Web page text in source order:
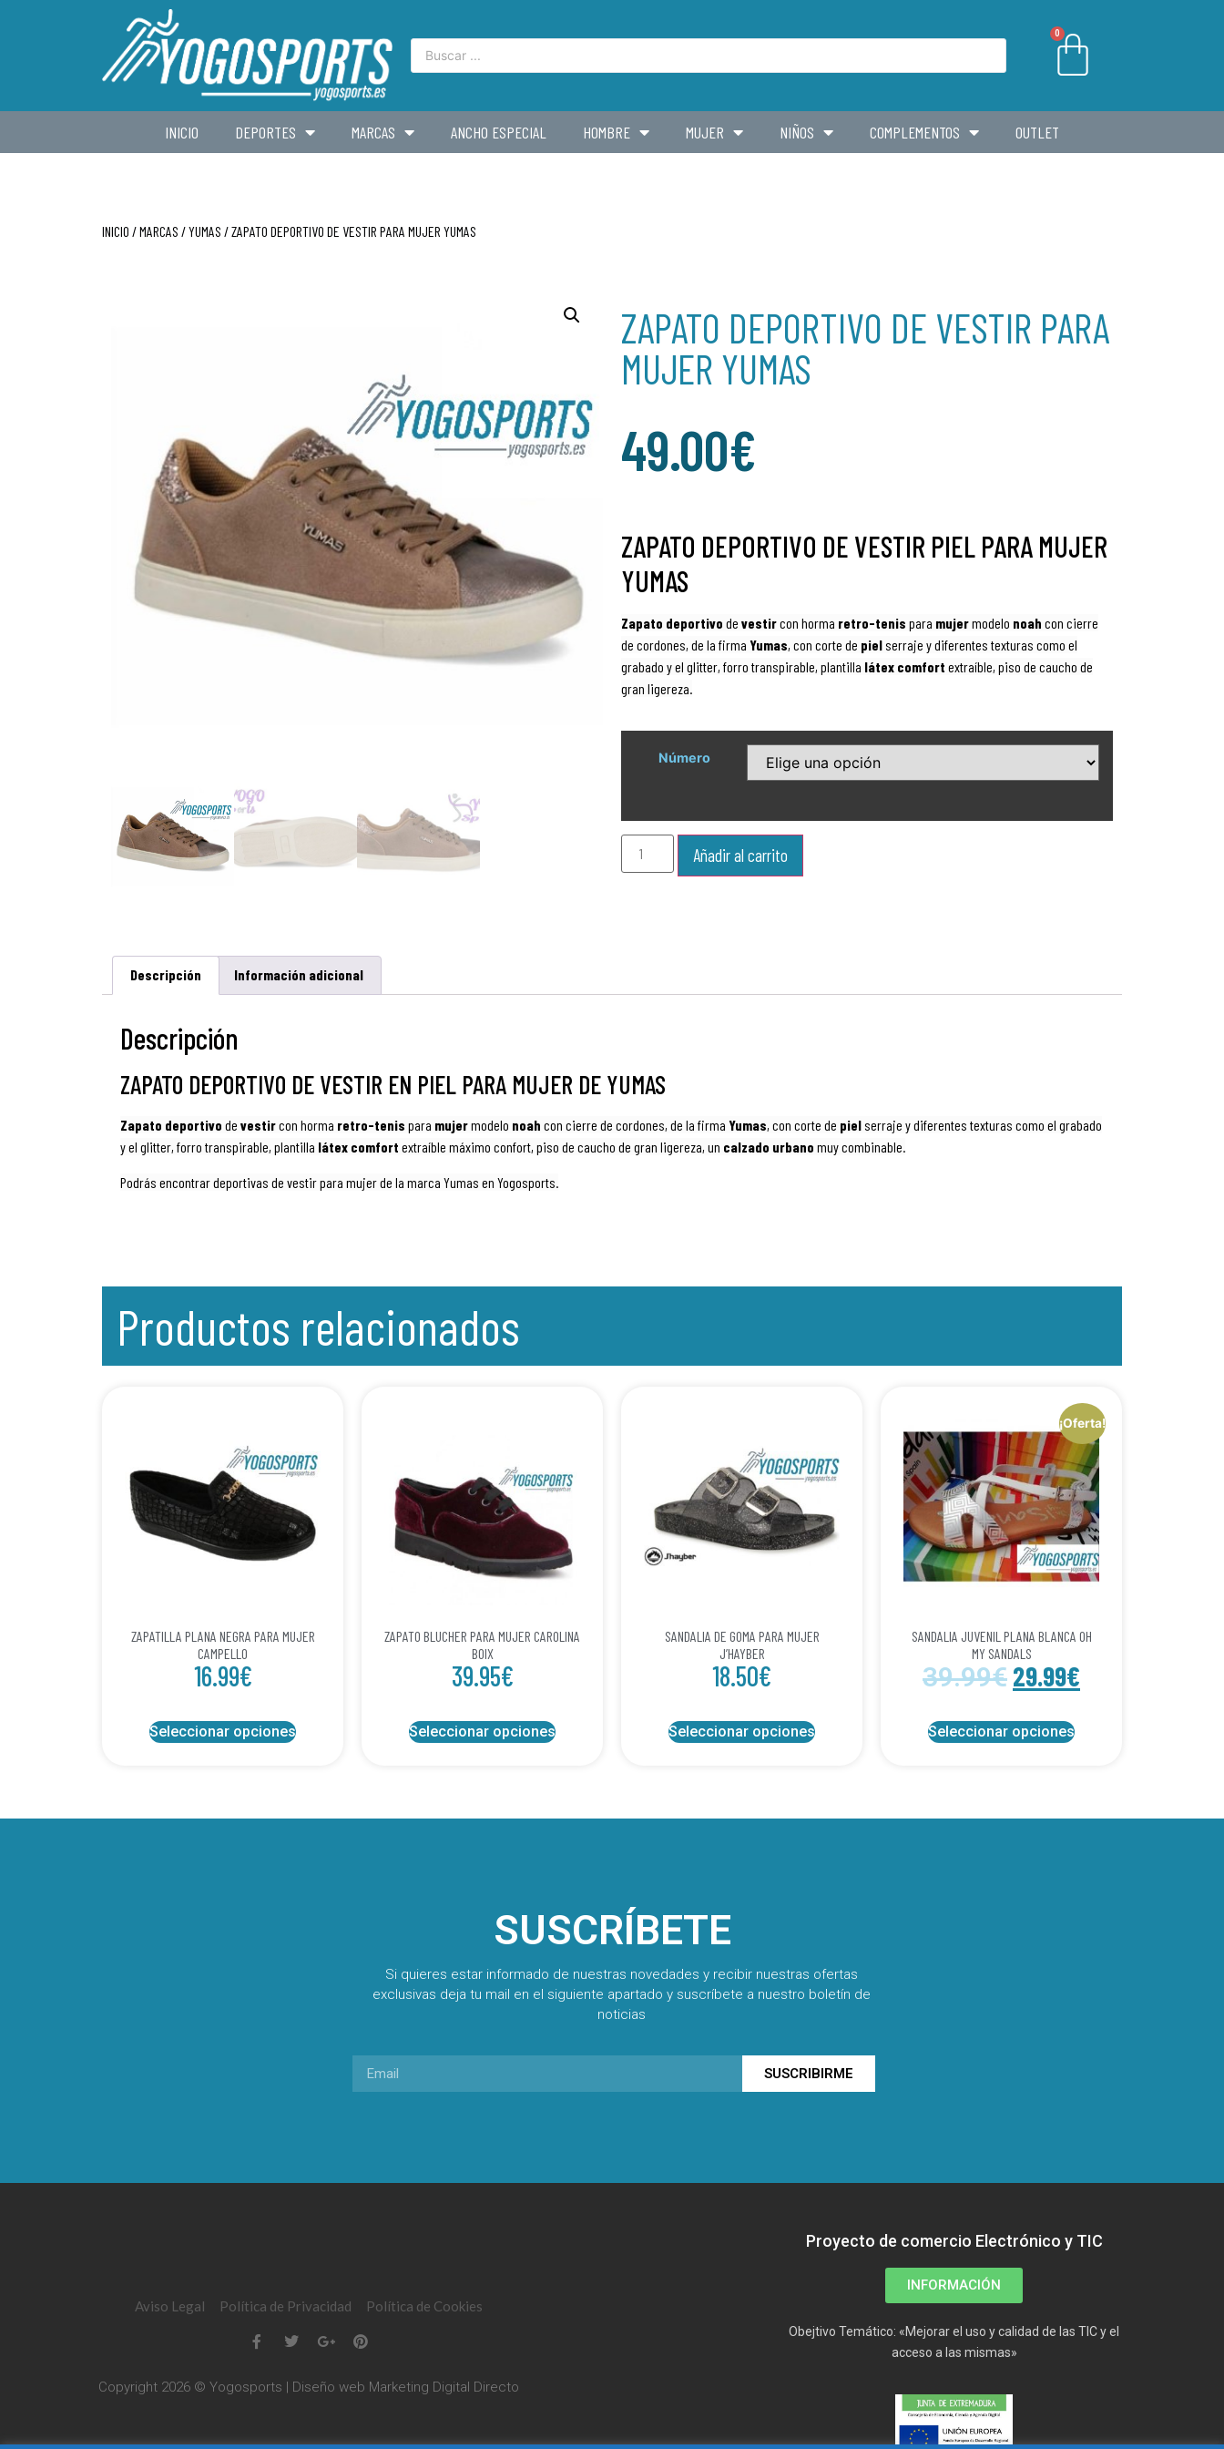
0
INICIO DEPORTES MARCAS ANCHO ESPECIAL HOMBRE MUJER NIÑOS COMPLEMENTOS OUTLET
INICIO /MARCAS /YUMAS / ZAPATO DEPORTIVO DE VESTIR PARA MUJER YUMAS
ZAPATO DEPORTIVO DE VESTIR PARA
MUJER YUMAS
49.00€
ZAPATO DEPORTIVO DE VESTIR PIEL PARA MUJER
YUMAS
Zapato deportivo de vestircon horma retro-tenis para mujermodelo noah con cierre
de cordones, de la firma Yumas, con corte de piel serraje y diferentes texturas como el
grabado y el glitter, forro transpirable, plantilla látex comfort extraíble, piso de caucho de
gran ligereza.
Número
Añadir al carrito
Descripción Información adicional
Descripción
ZAPATO DEPORTIVO DE VESTIR EN PIEL PARA MUJER DE YUMAS
Zapato deportivo de vestircon horma retro-tenis para mujermodelo noah con cierre de cordones, de la firma Yumas, con corte de piel serraje y diferentes texturas como el grabado
y el glitter, forro transpirable, plantilla látex comfort extraíble máximo confort, piso de caucho de gran ligereza, un calzado urbano muy combinable.
Podrás encontrar deportivas de vestir para mujer de la marca Yumas en Yogosports.
Productos relacionados
ZAPATILLA PLANA NEGRA PARA MUJER
CAMPELLO
16.99€
Seleccionar opciones
ZAPATO BLUCHER PARA MUJER CAROLINA
BOIX
39.95€
Seleccionar opciones
SANDALIA DE GOMA PARA MUJER
J’HAYBER
18.50€
Seleccionar opciones
¡Oferta!
SANDALIA JUVENIL PLANA BLANCA OH
MY SANDALS
39.99€ 29.99€
Seleccionar opciones
SUSCRÍBETE
Si quieres estar informado de nuestras novedades y recibir nuestras ofertas
exclusivas deja tu mail en el siguiente apartado y suscríbete a nuestro boletín de
noticias
SUSCRIBIRME
Aviso Legal Política de Privacidad Política de Cookies
Copyright 2026 © Yogosports | Diseño web Marketing Digital Directo
Proyecto de comercio Electrónico y TIC
INFORMACIÓN
Obejtivo Temático: «Mejorar el uso y calidad de las TIC y el
acceso a las mismas»